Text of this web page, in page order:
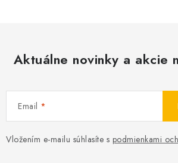
Aktuálne novinky a akcie
Email
Vložením e-mailu súhlasíte s podmienkami